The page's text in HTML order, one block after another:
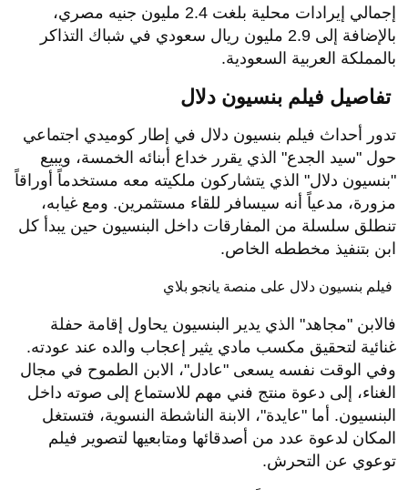
إجمالي إيرادات محلية بلغت 2.4 مليون جنيه مصري،
بالإضافة إلى 2.9 مليون ريال سعودي في شباك التذاكر
بالمملكة العربية السعودية.
تفاصيل فيلم بنسيون دلال
تدور أحداث فيلم بنسيون دلال في إطار كوميدي اجتماعي
حول "سيد الجدع" الذي يقرر خداع أبنائه الخمسة، ويبيع
"بنسيون دلال" الذي يتشاركون ملكيته معه مستخدماً أوراقاً
مزورة، مدعياً أنه سيسافر للقاء مستثمرين. ومع غيابه،
تنطلق سلسلة من المفارقات داخل البنسيون حين يبدأ كل
ابن بتنفيذ مخططه الخاص.
فالابن "مجاهد" الذي يدير البنسيون يحاول إقامة حفلة
غنائية لتحقيق مكسب مادي يثير إعجاب والده عند عودته.
وفي الوقت نفسه يسعى "عادل"، الابن الطموح في مجال
الغناء، إلى دعوة منتج فني مهم للاستماع إلى صوته داخل
البنسيون. أما "عايدة"، الابنة الناشطة النسوية، فتستغل
المكان لدعوة عدد من أصدقائها ومتابعيها لتصوير فيلم
توعوي عن التحرش.